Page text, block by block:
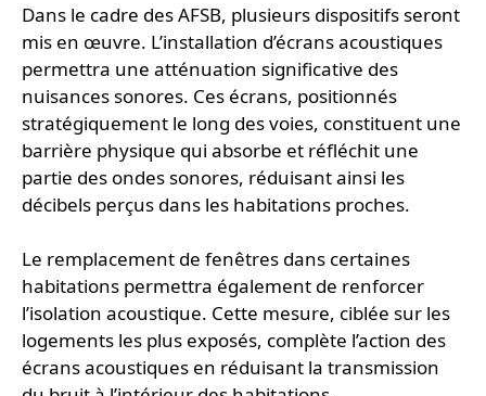
Dans le cadre des AFSB, plusieurs dispositifs seront
mis en œuvre. L’installation d’écrans acoustiques
permettra une atténuation significative des
nuisances sonores. Ces écrans, positionnés
stratégiquement le long des voies, constituent une
barrière physique qui absorbe et réfléchit une
partie des ondes sonores, réduisant ainsi les
décibels perçus dans les habitations proches.
Le remplacement de fenêtres dans certaines
habitations permettra également de renforcer
l’isolation acoustique. Cette mesure, ciblée sur les
logements les plus exposés, complète l’action des
écrans acoustiques en réduisant la transmission